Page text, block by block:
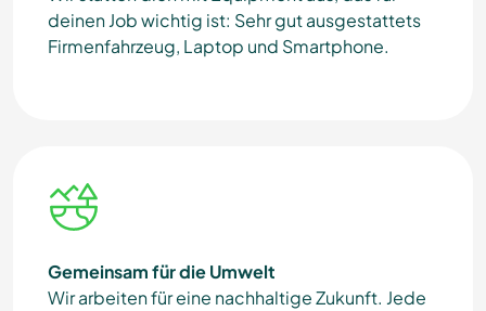
deinen Job wichtig ist: Sehr gut ausgestattets
Firmenfahrzeug, Laptop und Smartphone.
Gemeinsam für die Umwelt
Wir arbeiten für eine nachhaltige Zukunft. Jede